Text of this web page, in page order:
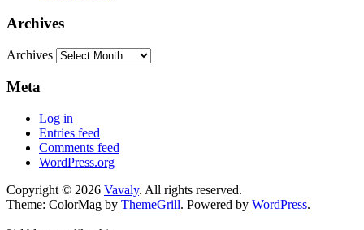
Archives
Archives
Meta
Log in
Entries feed
Comments feed
WordPress.org
Copyright © 2026 Vavaly. All rights reserved.
Theme: ColorMag by ThemeGrill. Powered by WordPress.